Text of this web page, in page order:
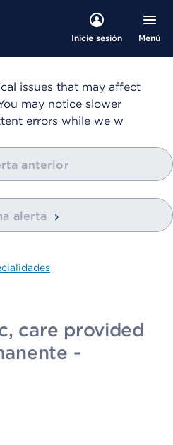
Inicie sesión Menú
issues that may affect
may notice slower
errors while we w
anterior
alerta
care provided
-